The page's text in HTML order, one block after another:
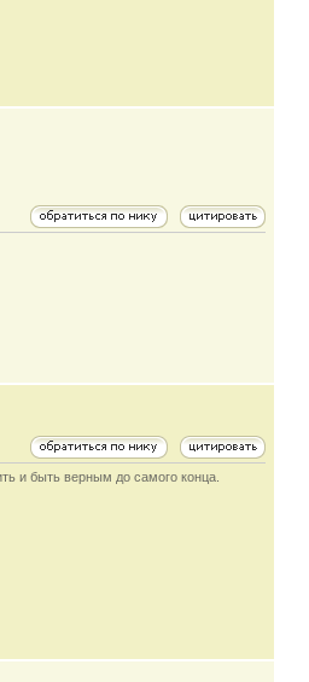
и быть верным до самого конца.